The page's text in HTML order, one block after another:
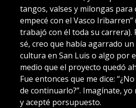
tangos, valses y milongas para
empecé con el Vasco
trabajó con él toda su carrera).
sé, creo que había agarrado
cultura en San Luis o algo por
medio que el proyecto quedó
Fue entonces que me dice:
de continuarlo?”. Imagínate, yo
y acepté porsupuesto.